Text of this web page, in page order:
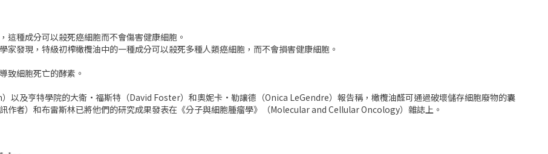
種成分可以殺死癌細胞而不會傷害健康細胞。
發現，特級初榨橄欖油中的一種成分可以殺死多種人類癌細胞，而不會損害健康細胞。
致細胞死亡的酵素。
以及亨特學院的大衛·福斯特（David Foster）和奧妮卡·勒讓德（Onica LeGendre）報告稱，橄欖油醛可通過破壞儲存細胞廢物的囊
作者）和布雷斯林已將他們的研究成果發表在《分子與細胞腫瘤學》（Molecular and Cellular Oncology）雜誌上。